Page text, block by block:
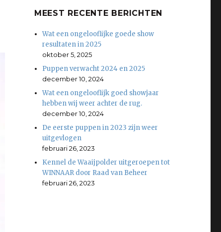
MEEST RECENTE BERICHTEN
Wat een ongelooflijke goede show
resultaten in 2025
oktober 5, 2025
Puppen verwacht 2024 en 2025
december 10, 2024
Wat een ongelooflijk goed showjaar
hebben wij weer achter de rug.
december 10, 2024
De eerste puppen in 2023 zijn weer
uitgevlogen
februari 26, 2023
Kennel de Waaijpolder uitgeroepen tot
WINNAAR door Raad van Beheer
februari 26, 2023